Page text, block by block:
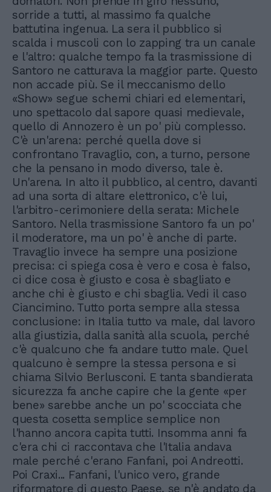
sorride a tutti, al massimo fa qualche
battutina ingenua. La sera il pubblico si
scalda i muscoli con lo zapping tra un canale
e l'altro: qualche tempo fa la trasmissione di
Santoro ne catturava la maggior parte. Questo
non accade più. Se il meccanismo dello
«Show» segue schemi chiari ed elementari,
uno spettacolo dal sapore quasi medievale,
quello di Annozero è un po' più complesso.
C'è un'arena: perché quella dove si
confrontano Travaglio, con, a turno, persone
che la pensano in modo diverso, tale è.
Un'arena. In alto il pubblico, al centro, davanti
ad una sorta di altare elettronico, c'è lui,
l'arbitro-cerimoniere della serata: Michele
Santoro. Nella trasmissione Santoro fa un po'
il moderatore, ma un po' è anche di parte.
Travaglio invece ha sempre una posizione
precisa: ci spiega cosa è vero e cosa è falso,
ci dice cosa è giusto e cosa è sbagliato e
anche chi è giusto e chi sbaglia. Vedi il caso
Ciancimino. Tutto porta sempre alla stessa
conclusione: in Italia tutto va male, dal lavoro
alla giustizia, dalla sanità alla scuola, perché
c'è qualcuno che fa andare tutto male. Quel
qualcuno è sempre la stessa persona e si
chiama Silvio Berlusconi. E tanta sbandierata
sicurezza fa anche capire che la gente «per
bene» sarebbe anche un po' scocciata che
questa cosetta semplice semplice non
l'hanno ancora capita tutti. Insomma anni fa
c'era chi ci raccontava che l'Italia andava
male perché c'erano Fanfani, poi Andreotti.
Poi Craxi... Fanfani, l'unico vero, grande
riformatore di questo Paese, se n'è andato da